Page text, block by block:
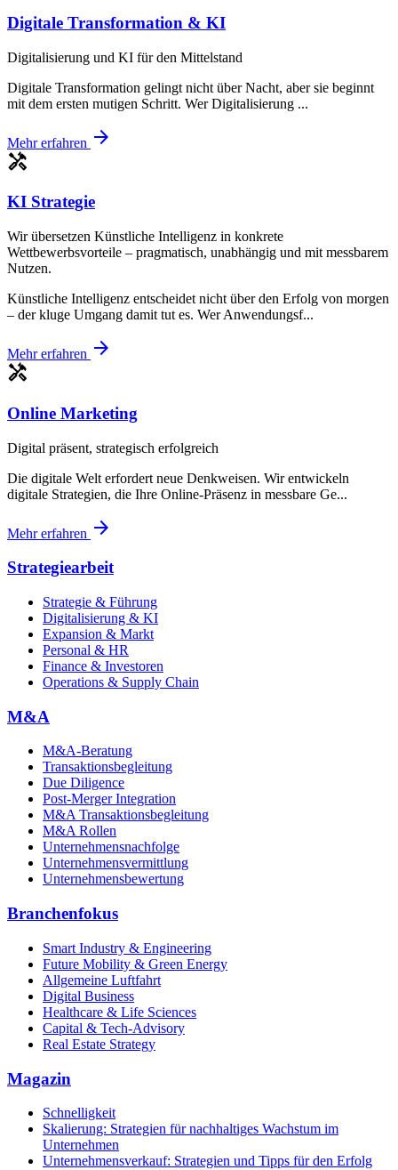
Digitale Transformation & KI
Digitalisierung und KI für den Mittelstand
Digitale Transformation gelingt nicht über Nacht, aber sie beginnt
mit dem ersten mutigen Schritt. Wer Digitalisierung ...
Mehr erfahren arrow_forward
handyman
KI Strategie
Wir übersetzen Künstliche Intelligenz in konkrete
Wettbewerbsvorteile – pragmatisch, unabhängig und mit messbarem
Nutzen.
Künstliche Intelligenz entscheidet nicht über den Erfolg von morgen
– der kluge Umgang damit tut es. Wer Anwendungsf...
Mehr erfahren arrow_forward
handyman
Online Marketing
Digital präsent, strategisch erfolgreich
Die digitale Welt erfordert neue Denkweisen. Wir entwickeln
digitale Strategien, die Ihre Online-Präsenz in messbare Ge...
Mehr erfahren arrow_forward
Strategiearbeit
Strategie & Führung
Digitalisierung & KI
Expansion & Markt
Personal & HR
Finance & Investoren
Operations & Supply Chain
M&A
M&A-Beratung
Transaktionsbegleitung
Due Diligence
Post-Merger Integration
M&A Transaktionsbegleitung
M&A Rollen
Unternehmensnachfolge
Unternehmensvermittlung
Unternehmensbewertung
Branchenfokus
Smart Industry & Engineering
Future Mobility & Green Energy
Allgemeine Luftfahrt
Digital Business
Healthcare & Life Sciences
Capital & Tech-Advisory
Real Estate Strategy
Magazin
Schnelligkeit
Skalierung: Strategien für nachhaltiges Wachstum im
Unternehmen
Unternehmensverkauf: Strategien und Tipps für den Erfolg